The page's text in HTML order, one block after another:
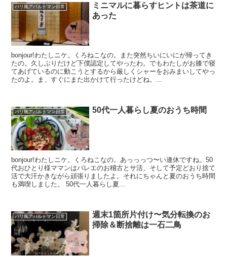
パリ風アパルトマン日常
ミニマルに暮らすヒントは茶道に
あった
bonjour!わたしニケ。くろねこなの。また突然ちいにいにが帰ってき
たの。久しぶりだけど下僕認定してやったわ。でもわたしがお膝で寝
てあげているのに動こうとするから厳しくシャーをおみまいしてやっ
たのよ。ま、すぐにまた出かけて行ったけどね。...
パリ風アパルトマン日常 50代一人暮らし夏のおうち時間
bonjour!わたしニケ。くろねこなの。あっっっつ〜い連休ですね。50
代おひとり様ママンはバレエのお稽古とサ活、そして予定どおり捨て
活で大汗かきながら頑張りましたよ。それにちゃんと夏のおうち時間
も満喫しました。 50代一人暮らし夏...
パリ風アパルトマン日常
週末1箇所片付け〜気分転換のお
掃除＆断捨離は一石二鳥